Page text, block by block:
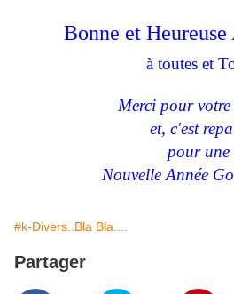
Bonne et Heureuse
à toutes et
Merci pour
et, c'est
pour une
Nouvelle Année
#k-Divers..Bla Bla....
Partager